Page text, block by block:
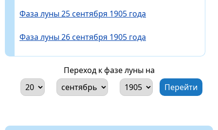
Фаза луны 25 сентября 1905 года
Фаза луны 26 сентября 1905 года
Переход к фазе луны на